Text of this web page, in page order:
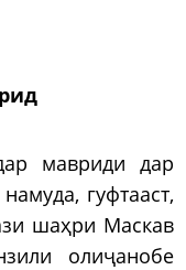
мавриди дар
гуфтааст,
шаҳри Маскав
олиҷанобе